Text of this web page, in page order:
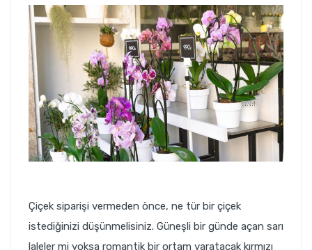
Çiçek siparişi vermeden önce, ne tür bir çiçek
istediğinizi düşünmelisiniz. Güneşli bir günde açan sarı
laleler mi yoksa romantik bir ortam yaratacak kırmızı